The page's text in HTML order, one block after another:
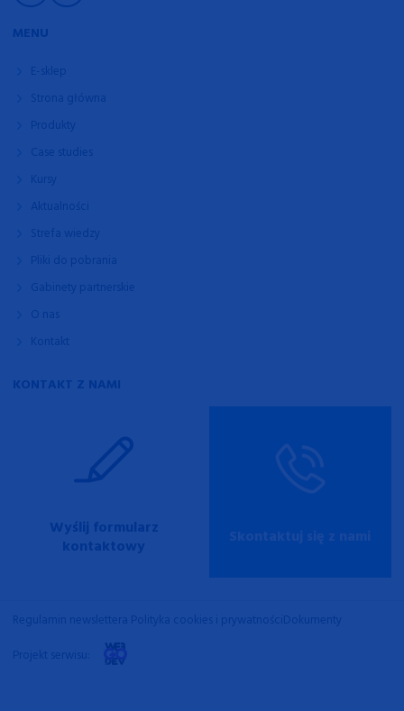
MENU
E-sklep
Strona główna
Produkty
Case studies
Kursy
Aktualności
Strefa wiedzy
Pliki do pobrania
Gabinety partnerskie
O nas
Kontakt
KONTAKT Z NAMI
Wyślij formularz
kontaktowy
Regulamin newslettera Polityka cookies i prywatności Dokumenty
Projekt serwisu: